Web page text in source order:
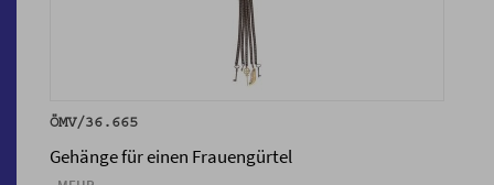
ÖMV/36.665
Gehänge für einen Frauengürtel